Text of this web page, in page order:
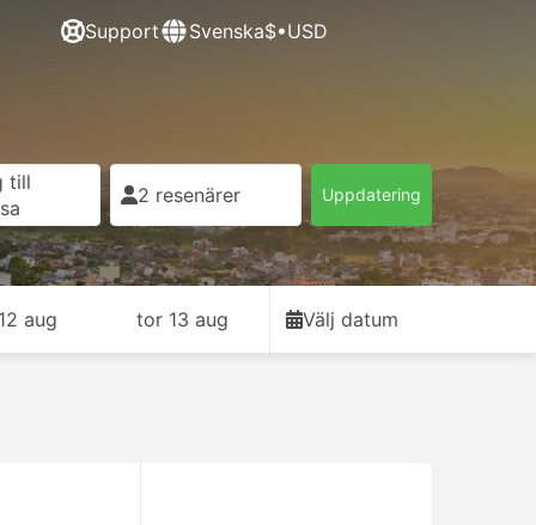
Support Svenska$•USD
till
2 resenärer Uppdatering
aug tor 13 aug Välj datum